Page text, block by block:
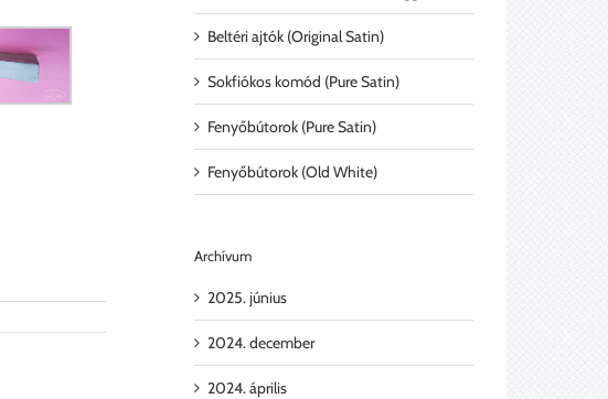
Beltéri ajtók (Original Satin)
Sokfiókos komód (Pure Satin)
Fenyőbútorok (Pure Satin)
Fenyőbútorok (Old White)
Archívum
2025. június
2024. december
2024. április